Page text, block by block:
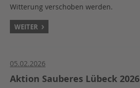
Witterung verschoben werden.
WEITER
05.02.2026
Aktion Sauberes Lübeck 2026